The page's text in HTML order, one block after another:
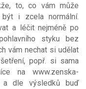
to, co vám může
i zcela normální.
a léčit nejméně po
styku bez
vám nechat si udělat
popř. si sama
na www.zenska-
a dle výsledků buď